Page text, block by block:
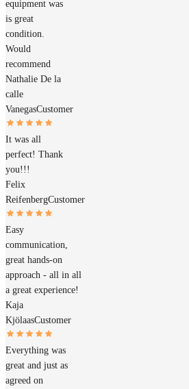
equipment was
is great
condition.
Would
recommend
Nathalie De la
calle
VanegasCustomer
It was all
perfect! Thank
you!!!
Felix
ReifenbergCustomer
Easy
communication,
great hands-on
approach - all in all
a great experience!
Kaja
KjölaasCustomer
Everything was
great and just as
agreed on